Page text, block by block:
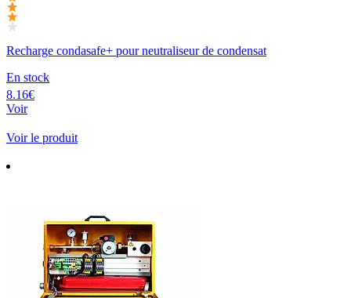
Recharge condasafe+ pour neutraliseur de condensat
En stock
8.16€
Voir
Voir le produit